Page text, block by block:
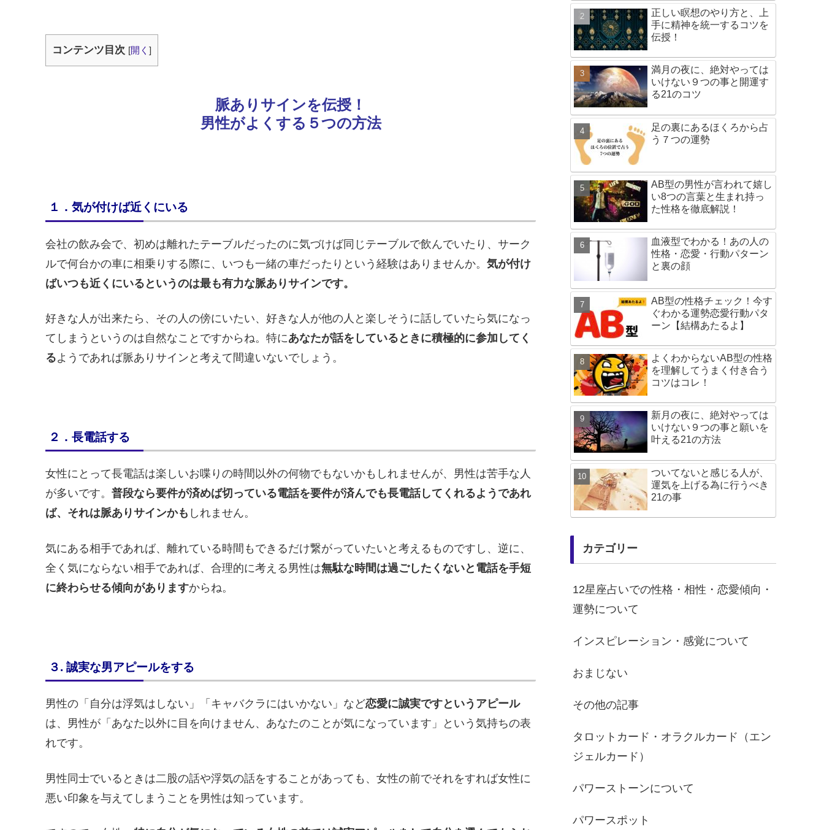
コンテンツ目次 [開く ]
脈ありサインを伝授！
男性がよくする５つの方法
１．気が付けば近くにいる
会社の飲み会で、初めは離れたテーブルだったのに気づけば同じテーブルで飲んでいたり、サーク
ルで何台かの車に相乗りする際に、いつも一緒の車だったりという経験はありませんか。 気が付け
ばいつも近くにいるというのは最も有力な脈ありサインです。
好きな人が出来たら、その人の傍にいたい、好きな人が他の人と楽しそうに話していたら気になっ
てしまうというのは自然なことですからね。特にあなたが話をしているときに積極的に参加してく
るようであれば脈ありサインと考えて間違いないでしょう。
２．長電話する
女性にとって長電話は楽しいお喋りの時間以外の何物でもないかもしれませんが、男性は苦手な人
が多いです。 普段なら要件が済めば切っている電話を要件が済んでも長電話してくれるようであれ
ば、それは脈ありサインかも しれません。
気にある相手であれば、離れている時間もできるだけ繋がっていたいと考えるものですし、逆に、
全く気にならない相手であれば、合理的に考える男性は無駄な時間は過ごしたくないと電話を手短
に終わらせる傾向がありますからね。
３. 誠実な男アピールをする
男性の「自分は浮気はしない」「キャバクラにはいかない」など恋愛に誠実ですというアピール
は、男性が「あなた以外に目を向けません、あなたのことが気になっています」という気持ちの表
れです。
男性同士でいるときは二股の話や浮気の話をすることがあっても、女性の前でそれをすれば女性に
悪い印象を与えてしまうことを男性は知っています。
正しい瞑想のやり方と、上
手に精神を統一するコツを
伝授！
満月の夜に、絶対やっては
いけない９つの事と開運す
る21のコツ
足の裏にあるほくろから占
う７つの運勢
AB型の男性が言われて嬉し
い8つの言葉と生まれ持っ
た性格を徹底解説！
血液型でわかる！あの人の
性格・恋愛・行動パターン
と裏の顔
AB型の性格チェック！今す
ぐわかる運勢恋愛行動パタ
ーン【結構あたるよ】
よくわからないAB型の性格
を理解してうまく付き合う
コツはコレ！
新月の夜に、絶対やっては
いけない９つの事と願いを
叶える21の方法
ついてないと感じる人が、
運気を上げる為に行うべき
21の事
カテゴリー
12星座占いでの性格・相性・恋愛傾向・
運勢について
インスピレーション・感覚について
おまじない
その他の記事
タロットカード・オラクルカード（エン
ジェルカード）
パワーストーンについて
パワースポット